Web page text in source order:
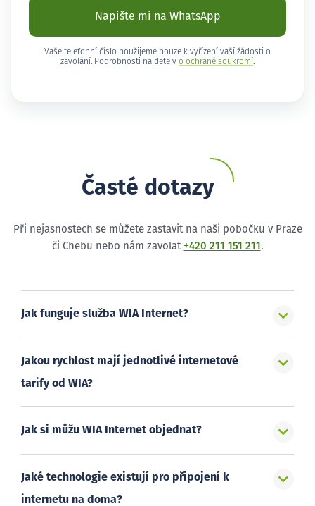
Napište mi na WhatsApp
Vaše telefonní číslo použijeme pouze k vyřízení vaší žádosti o
zavolání. Podrobnosti najdete v o ochraně soukromí .
Časté dotazy
Při nejasnostech se můžete zastavit na naši pobočku v Praze
či Chebu nebo nám zavolat +420 211 151 211 .
Jak funguje služba WIA Internet?
Jakou rychlost mají jednotlivé internetové
tarify od WIA?
Jak si můžu WIA Internet objednat?
Jaké technologie existují pro připojení k
internetu na doma?